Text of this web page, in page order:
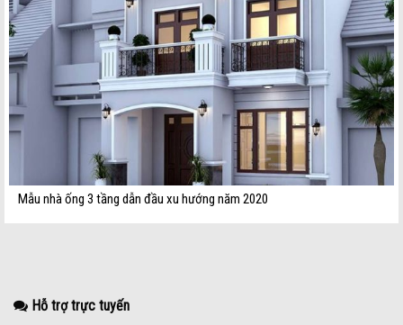
Mẫu nhà ống 3 tầng dẫn đầu xu hướng năm 2020
Hỗ trợ trực tuyến